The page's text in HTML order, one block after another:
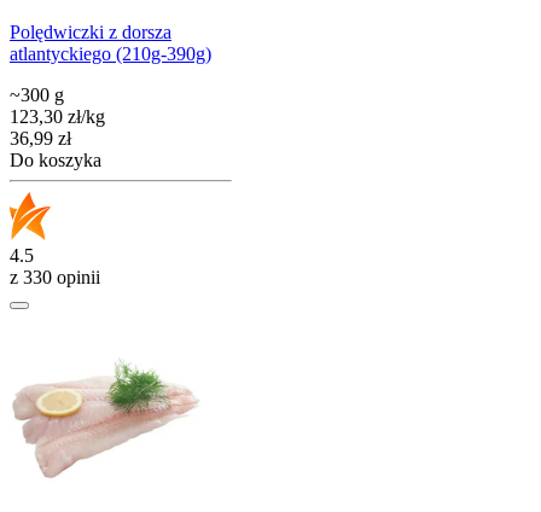
Polędwiczki z dorsza
atlantyckiego (210g-390g)
~300 g
123,30 zł/kg
Cena
36,99 zł
Do koszyka
4.5
z 330 opinii